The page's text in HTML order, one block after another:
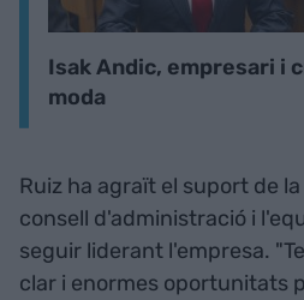
Isak Andic, empresari i
moda
Ruiz ha agraït el suport de
consell d'administració i
seguir liderant l'empresa.
clar i enormes oportunitats